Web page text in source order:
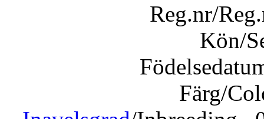
Reg.nr/
Kön/
Färg/